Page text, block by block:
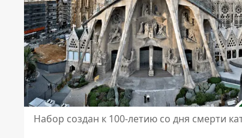
Набор создан к 100-летию со дня смерти